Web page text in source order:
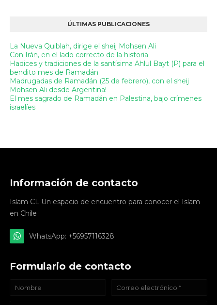
ÚLTIMAS PUBLICACIONES
La Nueva Quiblah, dirige el sheij Mohsen Ali
Con Irán, en el lado correcto de la historia
Hadices y tradiciones de la santísima Ahlul Bayt (P) para el
bendito mes de Ramadán
Madrugadas de Ramadán (25 de febrero), con el sheij
Mohsen Ali desde Argentina!
El mes sagrado de Ramadán en Palestina, bajo crímenes
israelíes
Información de contacto
Islam CL Un espacio de encuentro para conocer el Islam
en Chile
WhatsApp: +56957116328
Formulario de contacto